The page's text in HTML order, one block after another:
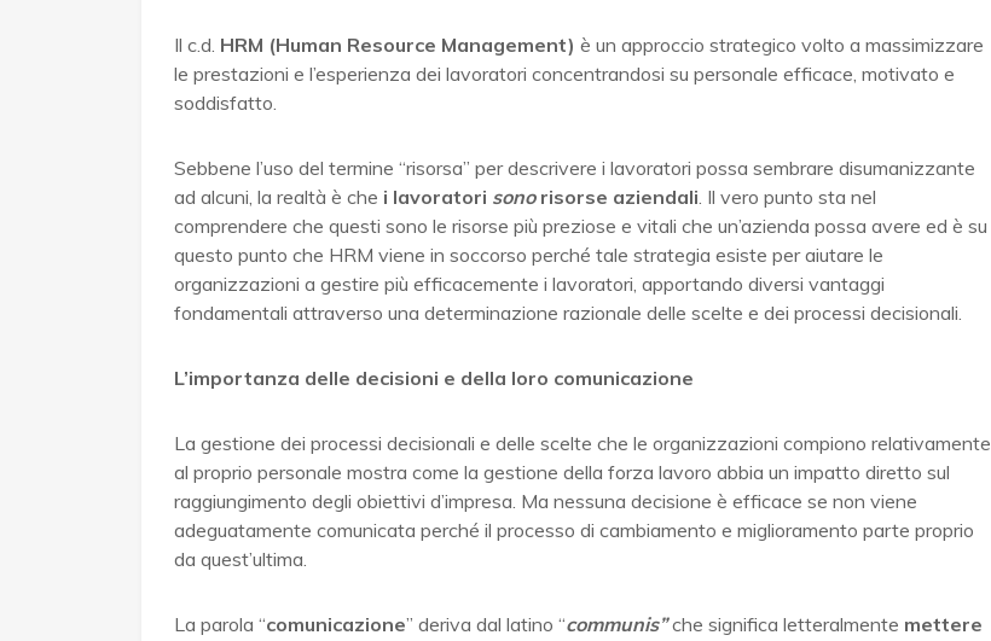
Il c.d. HRM (Human Resource Management) è un approccio strategico volto a massimizzare
le prestazioni e l’esperienza dei lavoratori concentrandosi su personale efficace, motivato e
soddisfatto.
Sebbene l’uso del termine “risorsa” per descrivere i lavoratori possa sembrare disumanizzante
ad alcuni, la realtà è che i lavoratori sonorisorse aziendali. Il vero punto sta nel
comprendere che questi sono le risorse più preziose e vitali che un’azienda possa avere ed è su
questo punto che HRM viene in soccorso perché tale strategia esiste per aiutare le
organizzazioni a gestire più efficacemente i lavoratori, apportando diversi vantaggi
fondamentali attraverso una determinazione razionale delle scelte e dei processi decisionali.
L’importanza delle decisioni e della loro comunicazione
La gestione dei processi decisionali e delle scelte che le organizzazioni compiono relativamente
al proprio personale mostra come la gestione della forza lavoro abbia un impatto diretto sul
raggiungimento degli obiettivi d’impresa. Ma nessuna decisione è efficace se non viene
adeguatamente comunicata perché il processo di cambiamento e miglioramento parte proprio
da quest’ultima.
La parola “comunicazione” deriva dal latino “communis”che significa letteralmente mettere